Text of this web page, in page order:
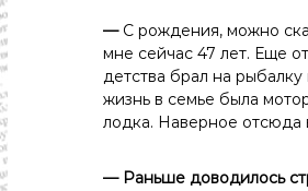
о
и
,
п
и
—С рождения, можно
мне сейчас 47 лет. Еще
детства брал на
жизнь в семье была
лодка. Наверное отсюда
— Раньше доводилось